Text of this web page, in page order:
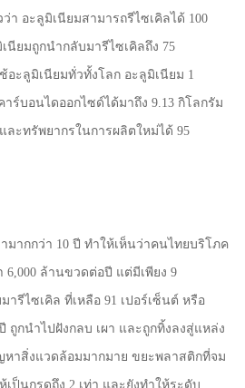
ว่า อะลูมิเนียมสามารถรีไซเคิลได้ 100
นียมถูกนำกลับมารีไซเคิลถึง 75
อะลูมิเนียมทั่วทั้งโลก อะลูมิเนียม 1
ร์บอนไดออกไซด์ได้มาถึง 9.13 กิโลกรัม
ละทรัพยากรในการผลิตใหม่ได้ 95
มากกว่า 10 ปี ทำให้เห็นว่าคนไทยบริโภค
6,000 ล้านขวดต่อปี แต่มีเพียง 9
ารีไซเคิล ที่เหลือ 91 เปอร์เซ็นต์ หรือ
ถูกนำไปฝังกลบ เผา และถูกทิ้งลงสู่แหล่ง
หาสิ่งแวดล้อมมากมาย ขยะพลาสติกที่จม
เป็นกรดถึง 2 เท่า และยังทำให้ระดับ